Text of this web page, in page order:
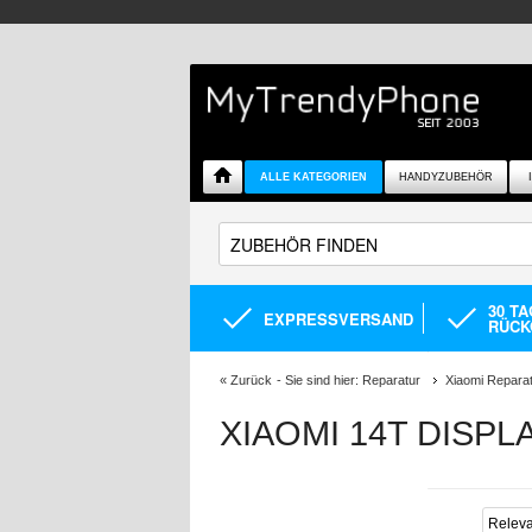
ALLE KATEGORIEN HANDYZUBEHÖR
EXPRESSVERSAND 30
« Zurück - Sie sind hier: Reparatur Xiaomi
XIAOMI 14T